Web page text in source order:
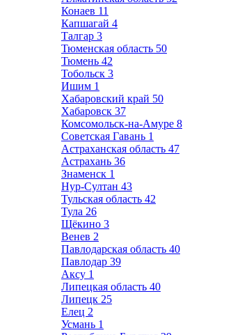
Конаев 11
Капшагай 4
Талгар 3
Тюменская область 50
Тюмень 42
Тобольск 3
Ишим 1
Хабаровский край 50
Хабаровск 37
Комсомольск-на-Амуре 8
Советская Гавань 1
Астраханская область 47
Астрахань 36
Знаменск 1
Нур-Султан 43
Тульская область 42
Тула 26
Щёкино 3
Венев 2
Павлодарская область 40
Павлодар 39
Аксу 1
Липецкая область 40
Липецк 25
Елец 2
Усмань 1